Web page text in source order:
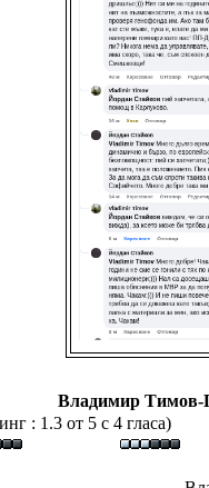
Владимир
: 1.3 от 5 с 4 гласа)